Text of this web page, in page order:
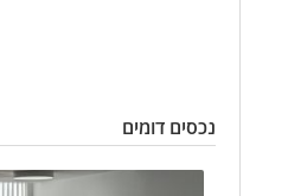
נכסים דומים